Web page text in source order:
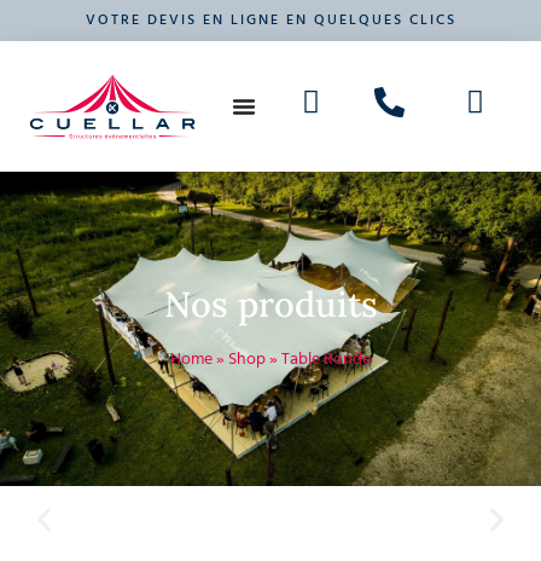
VOTRE DEVIS EN LIGNE EN QUELQUES CLICS
Nos produits
Home» Shop»Table Ronde